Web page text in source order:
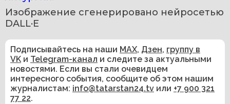
Изображение сгенерировано нейросетью
DALL·E
Подписывайтесь на наши MAX, Дзен, группу в
VK и Telegram-канал и следите за актуальными
новостями. Если вы стали очевидцем
интересного события, сообщите об этом нашим
журналистам: info@tatarstan24.tv или +7 900 321
77 22.